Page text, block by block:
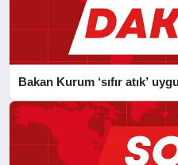
Bakan Kurum ‘sıfır atık’